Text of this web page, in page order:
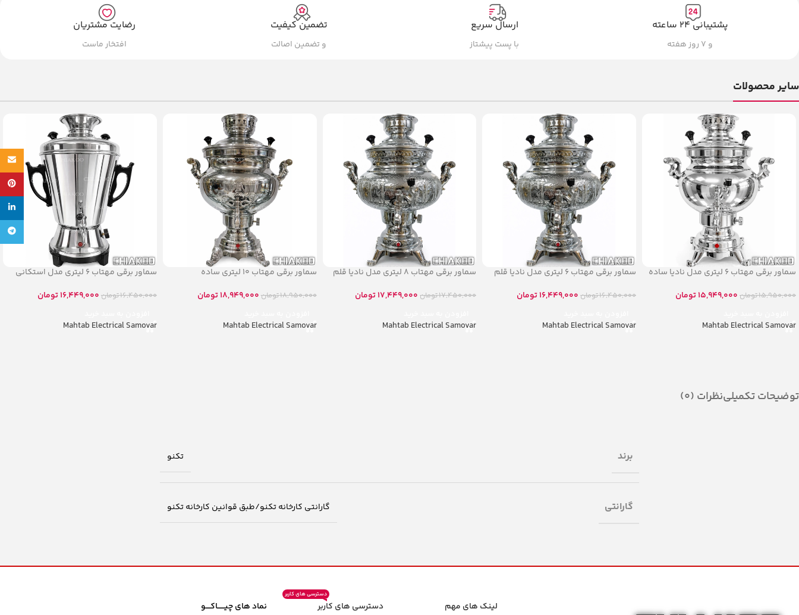
پشتیبانی ۲۴ ساعته
و ۷ روز هفته
ارسال سریع
با پست پیشتاز
تضمین کیفیت
و تضمین اصالت
رضایت مشتریان
افتخار ماست
سایر محصولات
سماور برقی مهتاب ۶ لیتری مدل نادیا ساده
15,950,000تومان 15,949,000تومان
Mahtab Electrical Samovar
سماور برقی مهتاب ۶ لیتری مدل نادیا قلم
16,450,000تومان 16,449,000تومان
Mahtab Electrical Samovar
سماور برقی مهتاب ۸ لیتری مدل نادیا قلم
17,450,000تومان 17,449,000تومان
Mahtab Electrical Samovar
سماور برقی مهتاب ۱۰ لیتری ساده
18,950,000تومان 18,949,000تومان
Mahtab Electrical Samovar
سماور برقی مهتاب ۶ لیتری مدل استکانی
16,450,000تومان 16,449,000تومان
Mahtab Electrical Samovar
توضیحات تکمیلینظرات (0)
برند تکنو
گارانتی گارانتی کارخانه تکنو/طبق قوانین کارخانه تکنو
لینک های مهم دسترسی های کاربر
دسترسی های کاربر
نماد های چیــــــاکــــو
Email
تلگرام